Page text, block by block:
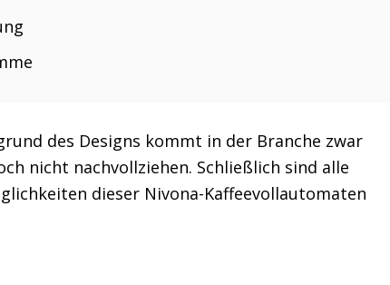
des Designs kommt in der Branche zwar
nicht nachvollziehen. Schließlich sind alle
dieser Nivona-Kaffeevollautomaten